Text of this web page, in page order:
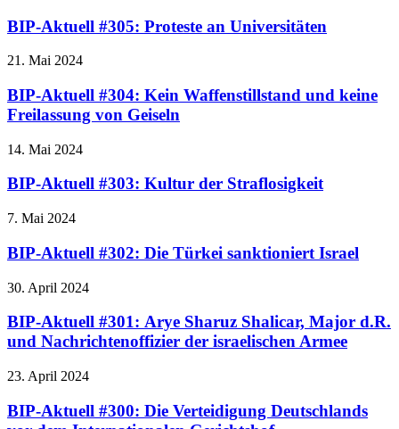
BIP-Aktuell #305: Proteste an Universitäten
21. Mai 2024
BIP-Aktuell #304: Kein Waffenstillstand und keine
Freilassung von Geiseln
14. Mai 2024
BIP-Aktuell #303: Kultur der Straflosigkeit
7. Mai 2024
BIP-Aktuell #302: Die Türkei sanktioniert Israel
30. April 2024
BIP-Aktuell #301: Arye Sharuz Shalicar, Major d.R.
und Nachrichtenoffizier der israelischen Armee
23. April 2024
BIP-Aktuell #300: Die Verteidigung Deutschlands